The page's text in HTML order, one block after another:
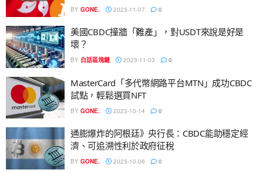
BY GONE. 2023-11-07 0
美國CBDC撞牆「難產」，對USDT來說是好是
壞？
BY 白話區塊鏈 2023-11-03 0
MasterCard「多代幣網路平台MTN」成功CBDC
試點，輕鬆選買NFT
BY GONE. 2023-10-14 0
通膨爆炸的阿根廷》央行長：CBDC能助穩定經
濟、可追溯性利於政府征稅
BY GONE. 2023-10-06 0